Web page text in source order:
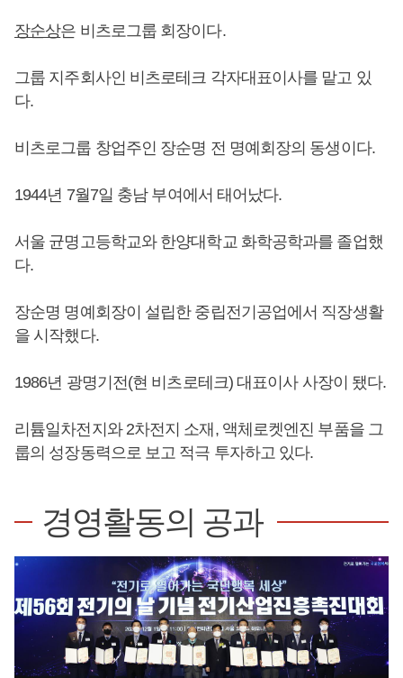
장순상은 비츠로그룹 회장이다.
그룹 지주회사인 비츠로테크 각자대표이사를 맡고 있
다.
비츠로그룹 창업주인 장순명 전 명예회장의 동생이다.
1944년 7월7일 충남 부여에서 태어났다.
서울 균명고등학교와 한양대학교 화학공학과를 졸업했
다.
장순명 명예회장이 설립한 중립전기공업에서 직장생활
을 시작했다.
1986년 광명기전(현 비츠로테크) 대표이사 사장이 됐다.
리튬일차전지와 2차전지 소재, 액체로켓엔진 부품을 그
룹의 성장동력으로 보고 적극 투자하고 있다.
경영활동의 공과